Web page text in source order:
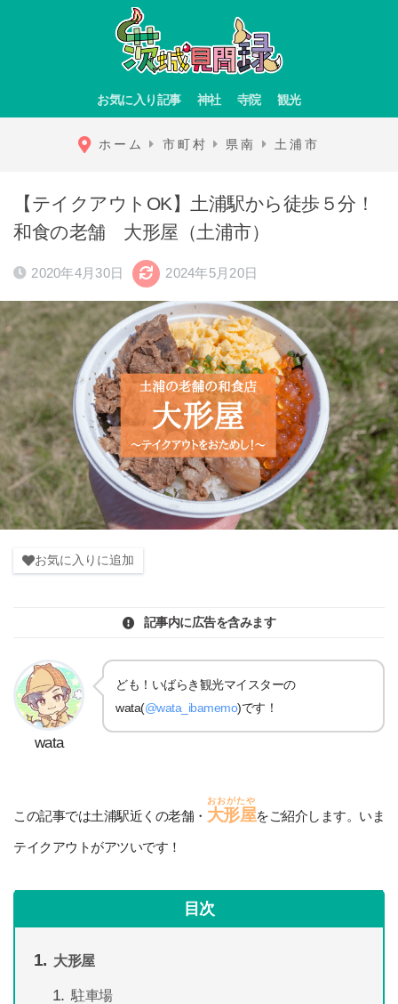
お気に入り記事 神社 寺院 観光
ホーム 市町村 県南 土浦市
【テイクアウトOK】土浦駅から徒歩５分！
和食の老舗 大形屋（土浦市）
2020年4月30日 2024年5月20日
お気に入りに追加
記事内に広告を含みます
wata
ども！いばらき観光マイスターの
wata(@wata_ibamemo)です！
この記事では土浦駅近くの老舗・ 大形屋
おおがたや
をご紹介します。いま
テイクアウトがアツいです！
目次
大形屋
駐車場